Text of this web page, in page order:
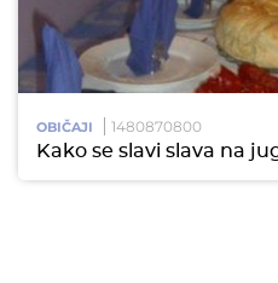
OBIČAJI 1480870800
Kako se slavi slava na